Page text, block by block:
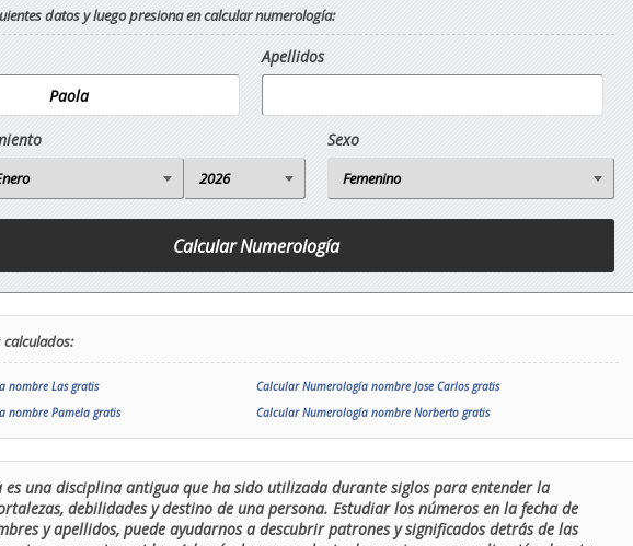
datos y luego presiona en calcular numerología:
Apellidos
Sexo
nombre Las gratis
Calcular Numerología nombre Jose Carlos gratis
nombre Pamela gratis
Calcular Numerología nombre Norberto gratis
es una disciplina antigua que ha sido utilizada durante siglos para entender la
debilidades y destino de una persona. Estudiar los números en la fecha de
y apellidos, puede ayudarnos a descubrir patrones y significados detrás de las